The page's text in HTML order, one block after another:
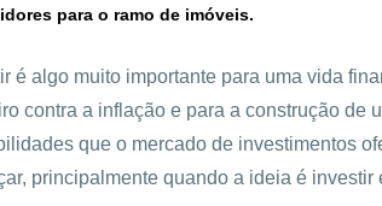
para o ramo de imóveis.
é algo muito importante para uma vida
contra a inflação e para a construção de
que o mercado de investimentos
principalmente quando a ideia é